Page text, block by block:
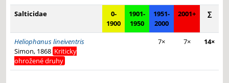
−
Salticidae
0-
1900
1901-
1950
1951-
2000
2001+ ∑
Heliophanus lineiventris
Simon, 1868 Kriticky
ohrožené druhy
7× 7× 14×